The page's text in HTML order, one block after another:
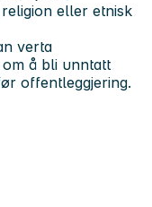
eller etnisk
verta
å bli unntatt
offentleggjering.